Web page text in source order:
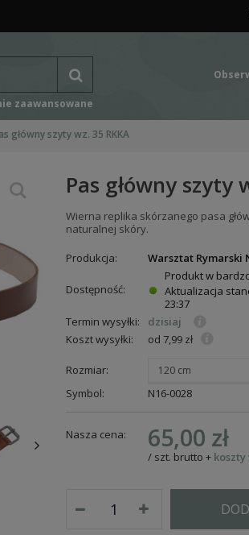
zaawansowane
główny szyty wz. 35 RKKA
Pas główny szyty
Wierna replika skórzanego pasa
naturalnej skóry.
Produkcja:
Warsztat Rymarski
Dostępność:
Produkt w
Aktualizacja
23:37
Termin wysyłki:
dzisiaj
Koszt wysyłki:
od 7,99 zł
Rozmiar: 120 cm
Symbol: N16-0028
Nasza cena: 65,00 zł
/ szt. brutto+ koszty